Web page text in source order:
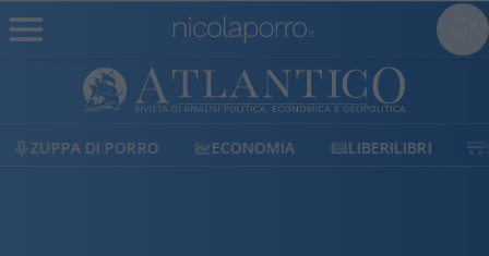
ECONOMIA LIBERILIBRI SHOP SOSTIENICI